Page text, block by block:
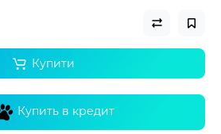
Купити
Купить в кредит